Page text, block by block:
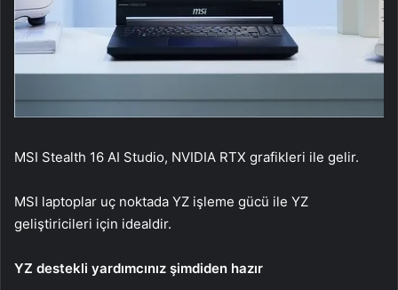
MSI Stealth 16 AI Studio, NVIDIA RTX grafikleri ile gelir.
MSI laptoplar uç noktada YZ işleme gücü ile YZ
geliştiricileri için idealdir.
YZ destekli yardımcınız şimdiden hazır